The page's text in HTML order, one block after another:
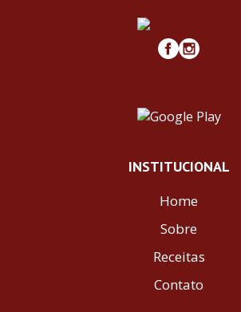
INSTITUCIONAL
Home
Sobre
Receitas
Contato